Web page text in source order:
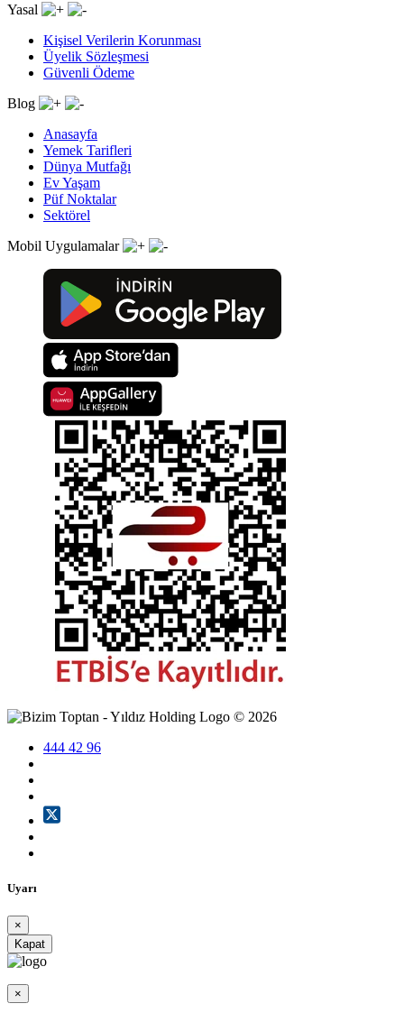
Yasal
Kişisel Verilerin Korunması
Üyelik Sözleşmesi
Güvenli Ödeme
Blog
Anasayfa
Yemek Tarifleri
Dünya Mutfağı
Ev Yaşam
Püf Noktalar
Sektörel
Mobil Uygulamalar
© 2026
444 42 96
Uyarı
×
Kapat
×